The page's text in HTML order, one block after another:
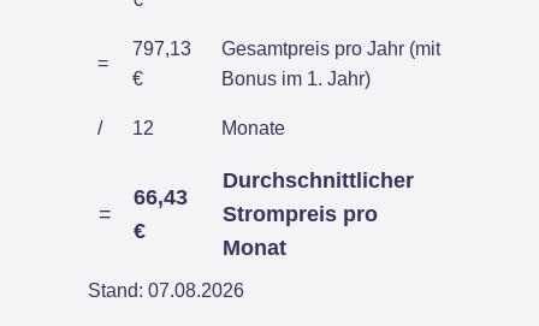
=
797,13
€
Gesamtpreis pro Jahr (mit
Bonus im 1. Jahr)
/ 12 Monate
=
66,43
€
Durchschnittlicher
Strompreis pro
Monat
Stand: 07.08.2026